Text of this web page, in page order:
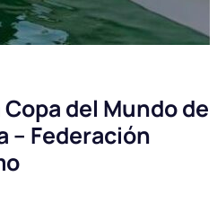
del Mundo de
– Federación